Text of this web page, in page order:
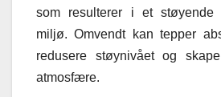
som resulterer i et støyende
miljø. Omvendt kan tepper
redusere støynivået og
atmosfære.